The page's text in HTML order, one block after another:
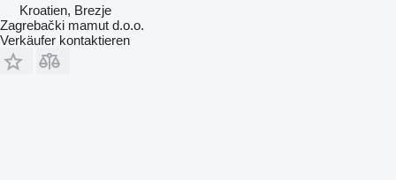
Kroatien, Brezje
Zagrebački mamut d.o.o.
Verkäufer kontaktieren